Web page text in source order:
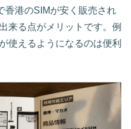
香港のSIMが安く販売され
来る点がメリットです。例
使えるようになるのは便利